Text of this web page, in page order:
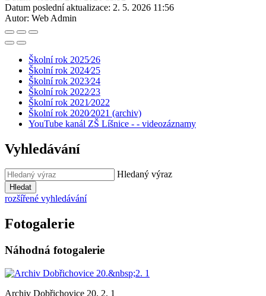
Datum poslední aktualizace: 2. 5. 2026 11:56
Autor: Web Admin
Školní rok 2025⁄26
Školní rok 2024⁄25
Školní rok 2023⁄24
Školní rok 2022⁄23
Školní rok 2021⁄2022
Školní rok 2020⁄2021 (archiv)
YouTube kanál ZŠ Líšnice - - videozáznamy
Vyhledávání
Hledaný výraz
Hledat
rozšířené vyhledávání
Fotogalerie
Náhodná fotogalerie
Archiv Dobřichovice 20. 2. 1